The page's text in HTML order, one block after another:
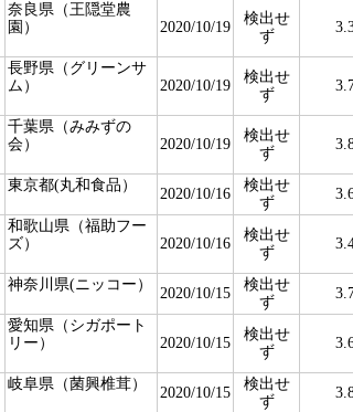
奈良県（王隠堂農
園）
2020/10/19
検出せ
ず
長野県（グリーンサ
ム）
2020/10/19
検出せ
ず
千葉県（みみずの
会）
2020/10/19
検出せ
ず
東京都(丸和食品）
2020/10/16
検出せ
ず
和歌山県（福助フー
ズ）
2020/10/16
検出せ
ず
神奈川県(ニッコー）
2020/10/15
検出せ
ず
愛知県（シガポート
リー）
2020/10/15
検出せ
ず
岐阜県（菌興椎茸）
2020/10/15
検出せ
ず